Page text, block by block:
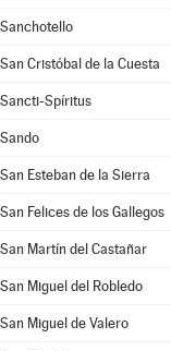
Sanchotello
San Cristóbal de la Cuesta
Sancti-Spíritus
Sando
San Esteban de la Sierra
San Felices de los Gallegos
San Martín del Castañar
San Miguel del Robledo
San Miguel de Valero